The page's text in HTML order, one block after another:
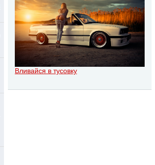
Вливайся в тусовку